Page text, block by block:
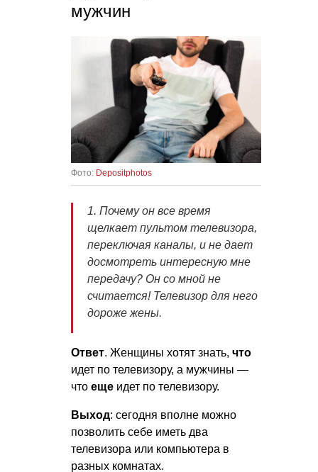
мужчин
Фото: Depositphotos
1. Почему он все время
щелкает пультом телевизора,
переключая каналы, и не дает
досмотреть интересную мне
передачу? Он со мной не
считается! Телевизор для него
дороже жены.
Ответ. Женщины хотят знать, что
идет по телевизору, а мужчины —
что еще идет по телевизору.
Выход: сегодня вполне можно
позволить себе иметь два
телевизора или компьютера в
разных комнатах.